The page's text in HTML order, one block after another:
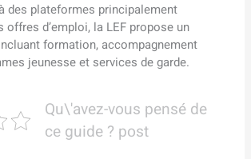
des plateformes principalement
offres d’emploi, la LEF propose un
formation, accompagnement
jeunesse et services de garde.
Qu\'avez-vous pensé de
ce guide ? post